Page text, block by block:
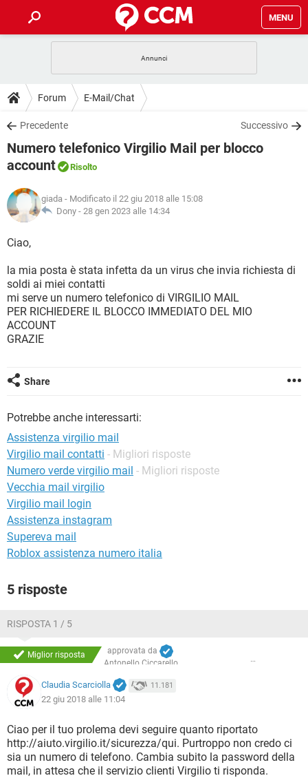
MENU
INTRATTENIMENTO
iOS
INSTAGRAM WHATSAPP
TIKTOK
HARDWARE
GUIDE
COVID-19
iOS
TIKTOK FACEBOOK
DOWNLOAD
COVID-19 GAMING
INTRATTENIMENTO
iOS WINDOWS 10
INSTAGRAM
TIKTOK
HARDWARE
INTRATTENIMENTO ANDROID
TIKTOK
HARDWARE
GLOSSARIO
COVID-19
INTRATTENIMENTO
iOS WINDOWS 10
INSTAGRAM
TIKTOK FACEBOOK
HARDWARE
Forum E-Mail/Chat
Precedente Successivo
Numero telefonico Virgilio Mail per blocco
account
Risolto
giada - Modificato il 22 giu 2018 alle 15:08
Dony - 28 gen 2023 alle 14:34
Ciao,
la mia posta è stata infetta da un virus che invia richiesta di
soldi ai miei contatti
mi serve un numero telefonico di VIRGILIO MAIL
PER RICHIEDERE IL BLOCCO IMMEDIATO DEL MIO
ACCOUNT
GRAZIE
Share
Potrebbe anche interessarti:
Assistenza virgilio mail
Virgilio mail contatti - Migliori risposte
Numero verde virgilio mail - Migliori risposte
Vecchia mail virgilio
Virgilio mail login
Assistenza instagram
Supereva mail
Roblox assistenza numero italia
5 risposte
RISPOSTA 1 / 5
Miglior risposta
approvata da
Antonello Ciccarello
Claudia Scarciolla 11.181
22 giu 2018 alle 11:04
Ciao per il tuo prolema devi seguire quanto riportato
http://aiuto.virgilio.it/sicurezza/qui. Purtroppo non credo ci
sia un numero di telefono. Cambia subito la password della
mail, in attesa che il servizio clienti Virgilio ti risponda.